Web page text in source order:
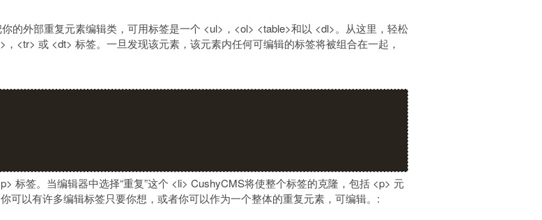
的外部重复元素编辑类，可用标签是一个 <ul>，<ol> <table>和以 <dl>。从这里，轻松
<tr> 或 <dt> 标签。一旦发现该元素，该元素内任何可编辑的标签将被组合在一起，
标签。当编辑器中选择“重复”这个 <li> CushyCMS将使整个标签的克隆，包括 <p> 元
可以有许多编辑标签只要你想，或者你可以作为一个整体的重复元素，可编辑。: